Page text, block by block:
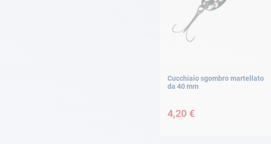
Cucchiaio sgombro martellato
da 40 mm
4,20 €